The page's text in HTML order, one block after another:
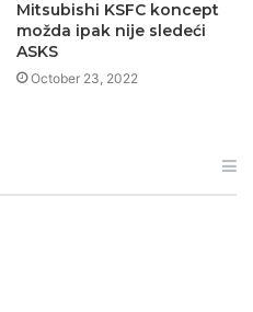
Mitsubishi KSFC koncept
možda ipak nije sledeći
ASKS
October 23, 2022